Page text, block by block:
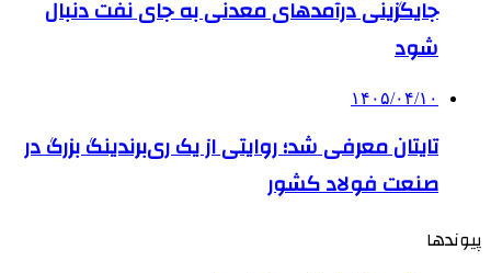
جایگزینی درآمدهای معدنی به جای نفت دنبال
شود
۱۴۰۵/۰۴/۱۰
تایتان معرفی شد؛ روایتی از یک ری‌برندینگ بزرگ در
صنعت فولاد کشور
پیوندها